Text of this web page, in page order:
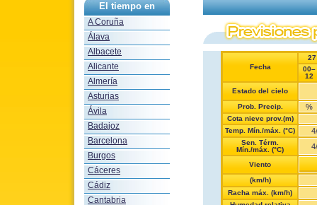
El tiempo en
A Coruña
Álava
Albacete
Alicante
Almería
Asturias
Ávila
Badajoz
Barcelona
Burgos
Cáceres
Cádiz
Cantabria
Fecha
00–
12
Estado del cielo
Prob. Precip.
%
Cota nieve prov.(m)
Temp. Mín./máx. (°C)
4/
Sen. Térm.
Mín./máx. (°C)
4/
Viento
(km/h)
Racha máx. (km/h)